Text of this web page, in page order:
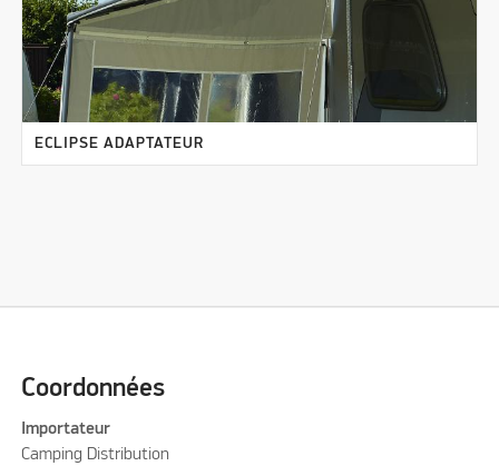
ECLIPSE ADAPTATEUR
Coordonnées
Importateur
Camping Distribution